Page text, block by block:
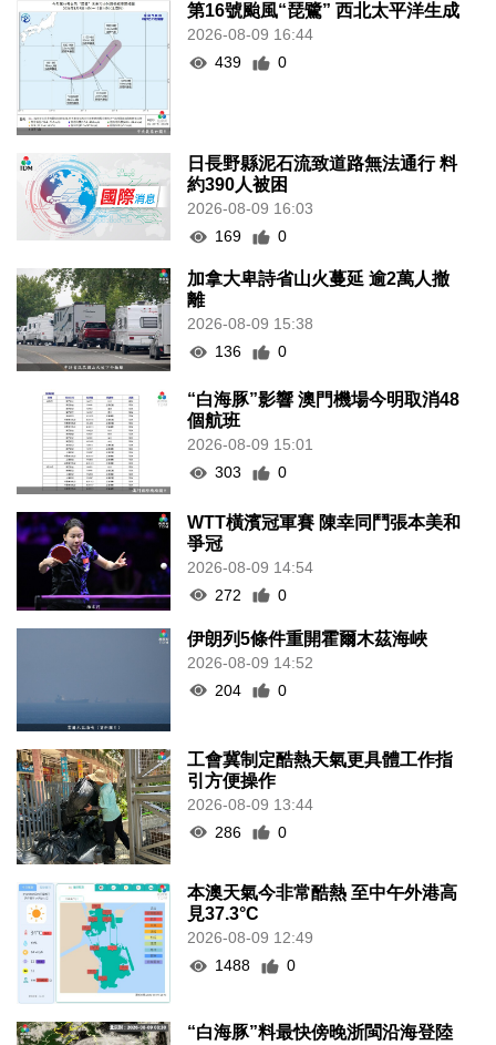
第16號颱風“琵鷺” 西北太平洋生成
2026-08-09 16:44
439
0
日長野縣泥石流致道路無法通行 料
約390人被困
2026-08-09 16:03
169
0
加拿大卑詩省山火蔓延 逾2萬人撤
離
2026-08-09 15:38
136
0
“白海豚”影響 澳門機場今明取消48
個航班
2026-08-09 15:01
303
0
WTT橫濱冠軍賽 陳幸同鬥張本美和
爭冠
2026-08-09 14:54
272
0
伊朗列5條件重開霍爾木茲海峽
2026-08-09 14:52
204
0
工會冀制定酷熱天氣更具體工作指
引方便操作
2026-08-09 13:44
286
0
本澳天氣今非常酷熱 至中午外港高
見37.3°C
2026-08-09 12:49
1488
0
“白海豚”料最快傍晚浙閩沿海登陸